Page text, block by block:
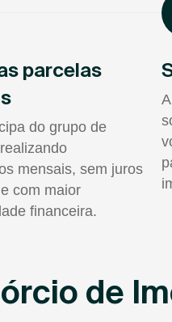
parcelas
do grupo de
mensais, sem juros
com maior
financeira.
de